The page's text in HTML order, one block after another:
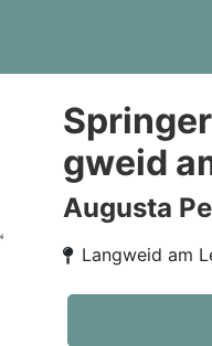
gweid
Augusta
Langweid am